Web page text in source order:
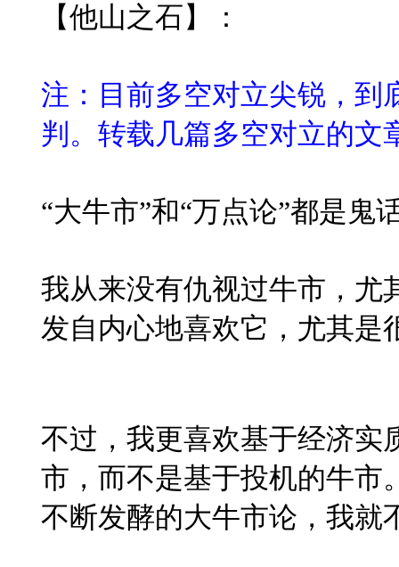
【他山之石】：
注：目前多空对立尖锐，到
判。转载几篇多空对立的文
“大牛市”和“万点论”都是鬼
我从来没有仇视过牛市，尤
发自内心地喜欢它，尤其是
不过，我更喜欢基于经济实
市，而不是基于投机的牛市
不断发酵的大牛市论，我就